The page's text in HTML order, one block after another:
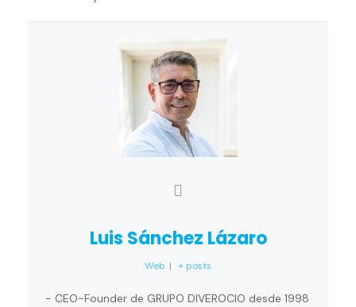
Luis Sánchez Lázaro
Web | + posts
- CEO-Founder de GRUPO DIVEROCIO desde 1998